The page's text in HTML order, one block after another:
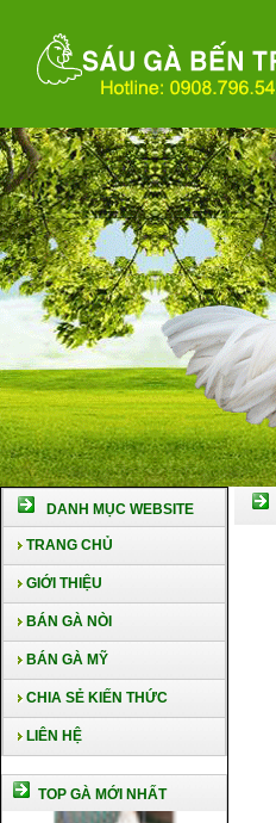
DANH MỤC WEBSITE
TRANG CHỦ
GIỚI THIỆU
BÁN GÀ NÒI
BÁN GÀ MỸ
CHIA SẺ KIẾN THỨC
LIÊN HỆ
TOP GÀ MỚI NHẤT